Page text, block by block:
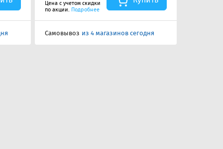
Цена с учетом скидки
по акции. Подробнее
Самовывоз из 4 магазинов сегодня